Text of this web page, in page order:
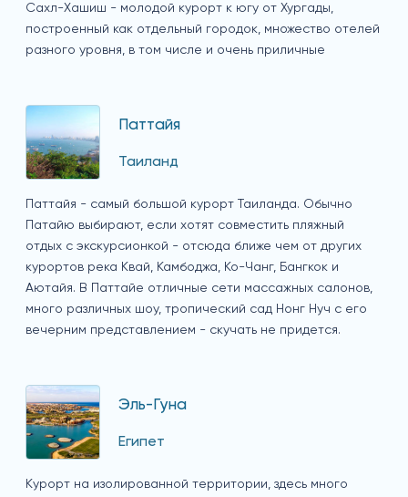
Сахл-Хашиш - молодой курорт к югу от Хургады,
построенный как отдельный городок, множество отелей
разного уровня, в том числе и очень приличные
Паттайя
Таиланд
Паттайя - самый большой курорт Таиланда. Обычно
Патайю выбирают, если хотят совместить пляжный
отдых с экскурсионкой - отсюда ближе чем от других
курортов река Квай, Камбоджа, Ко-Чанг, Бангкок и
Аютайя. В Паттайе отличные сети массажных салонов,
много различных шоу, тропический сад Нонг Нуч с его
вечерним представлением - скучать не придется.
Эль-Гуна
Египет
Курорт на изолированной территории, здесь много